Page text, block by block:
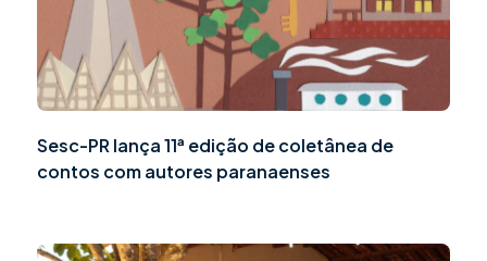
Sesc-PR lança 11ª edição de coletânea de
contos com autores paranaenses